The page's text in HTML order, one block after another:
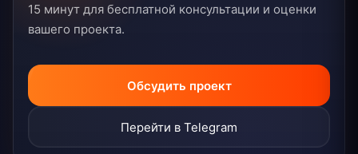
15 минут для бесплатной консультации и оценки
вашего проекта.
Обсудить проект
Перейти в Telegram